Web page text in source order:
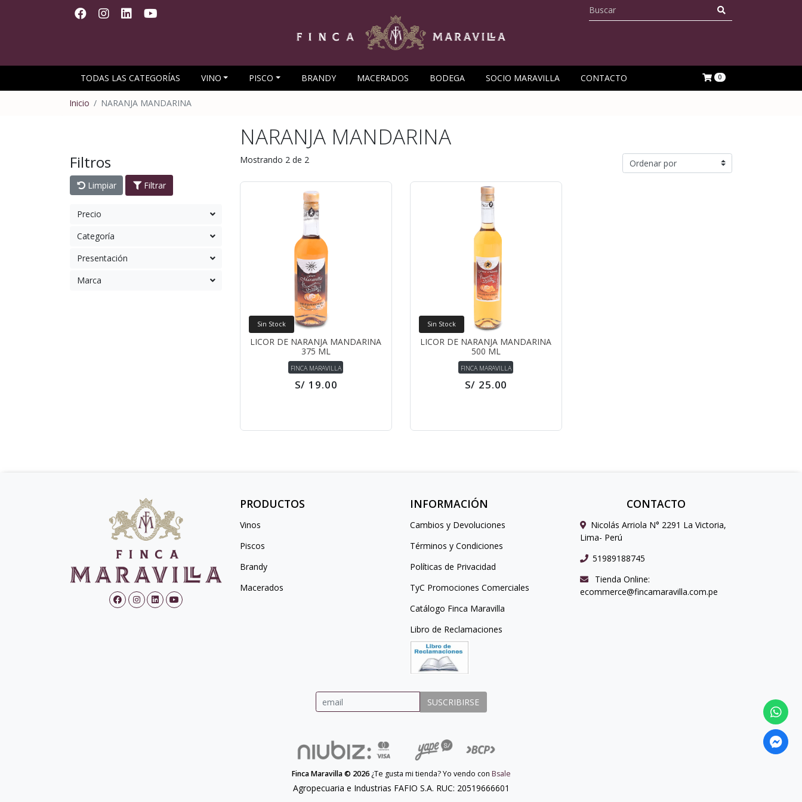
TODAS LAS CATEGORÍAS VINO PISCO BRANDY MACERADOS BODEGA SOCIO MARAVILLA CONTACTO 0
Inicio NARANJA MANDARINA
NARANJA MANDARINA
Filtros
Limpiar Filtrar
Precio
Categoría
Presentación
Marca
Mostrando 2 de 2
Sin Stock
LICOR DE NARANJA MANDARINA
375 ML
FINCA MARAVILLA
S/ 19.00
Sin Stock
LICOR DE NARANJA MANDARINA
500 ML
FINCA MARAVILLA
S/ 25.00
PRODUCTOS
Vinos
Piscos
Brandy
Macerados
INFORMACIÓN
Cambios y Devoluciones
Términos y Condiciones
Políticas de Privacidad
TyC Promociones Comerciales
Catálogo Finca Maravilla
Libro de Reclamaciones
CONTACTO
Nicolás Arriola N° 2291 La Victoria,
Lima- Perú
51989188745
Tienda Online:
ecommerce@fincamaravilla.com.pe
SUSCRIBIRSE
Finca Maravilla © 2026¿Te gusta mi tienda? Yo vendo con Bsale
Agropecuaria e Industrias FAFIO S.A. RUC: 20519666601